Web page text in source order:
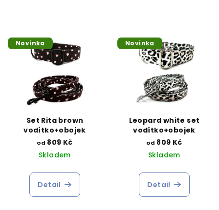
Novinka
Set Rita brown
vodítko+obojek
od 809 Kč
Skladem
Detail
Novinka
Leopard white set
vodítko+obojek
od 809 Kč
Skladem
Detail